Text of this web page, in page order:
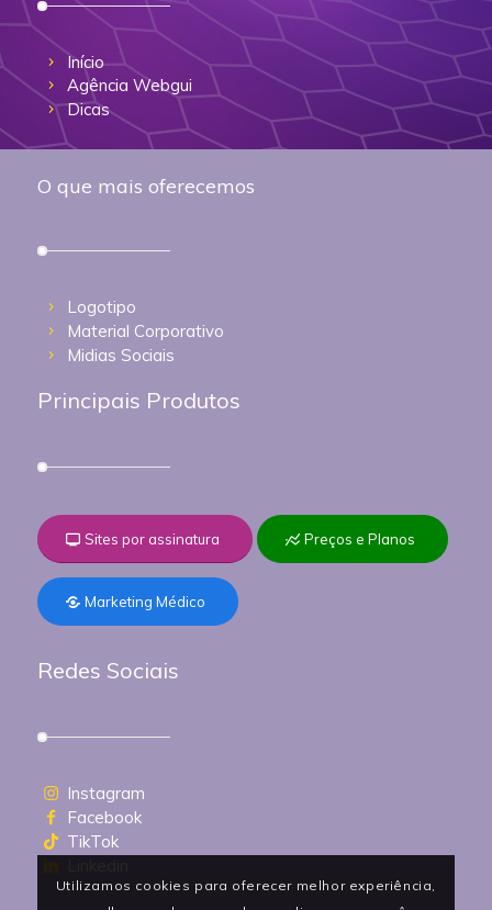
Início
Agência Webgui
Dicas
O que mais oferecemos
Logotipo
Material Corporativo
Midias Sociais
Principais Produtos
Sites por assinatura Preços e Planos
Marketing Médico
Redes Sociais
Instagram
Facebook
TikTok
Utilizamos cookies para oferecer melhor experiência,